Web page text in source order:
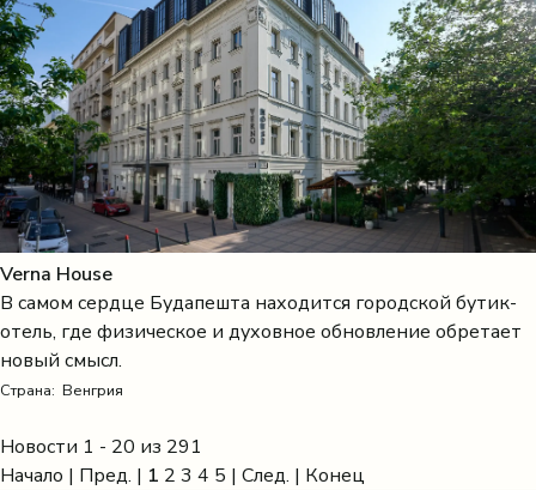
Verna House
В самом сердце Будапешта находится городской бутик-
отель, где физическое и духовное обновление обретает
новый смысл.
Страна: Венгрия
Новости 1 - 20 из 291
Начало | Пред. | 1 2 3 4 5 | След. | Конец